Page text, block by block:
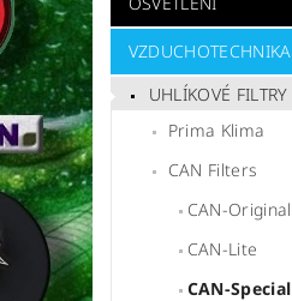
VZDUCHOTECHNIKA
UHLÍKOVÉ FILTRY
Prima Klima
CAN Filters
CAN-Original
CAN-Lite
CAN-Special